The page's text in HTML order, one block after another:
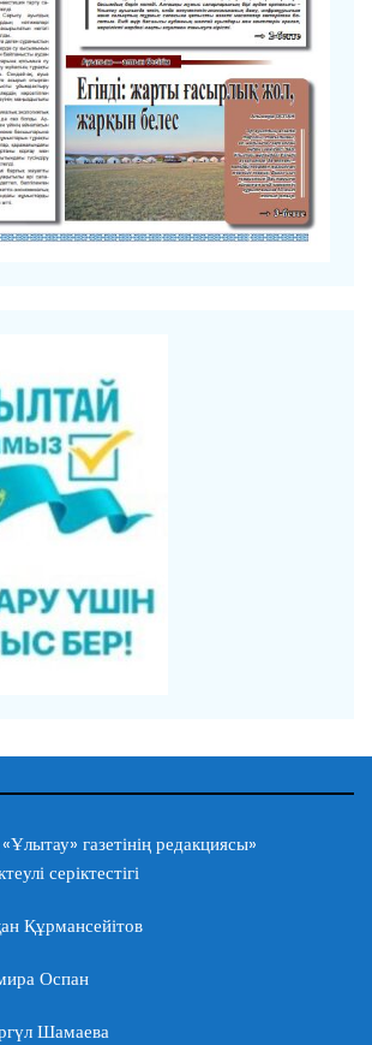
газетінің редакциясы»
серіктестігі
Құрмансейітов
Оспан
Шамаева